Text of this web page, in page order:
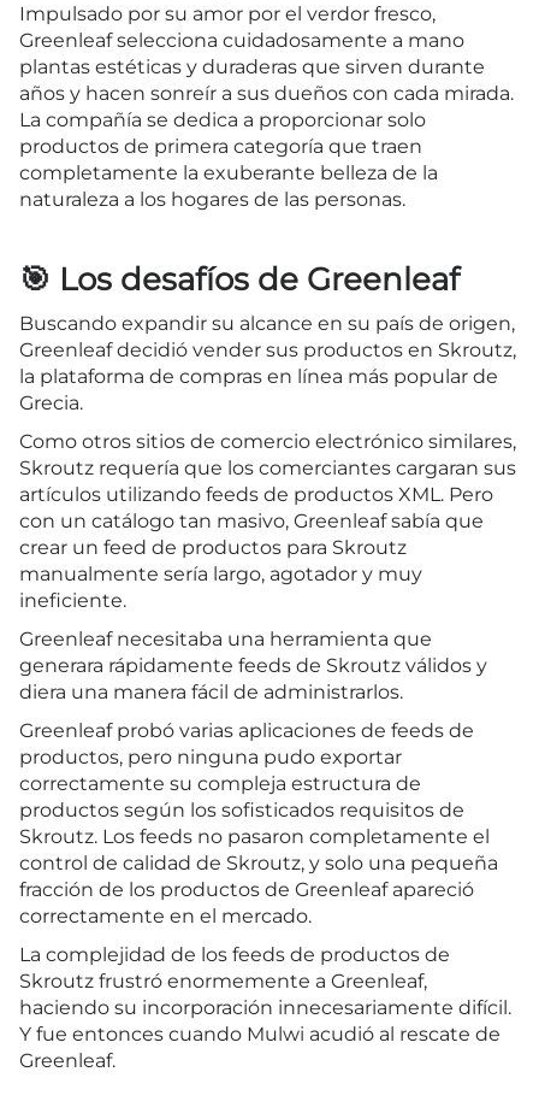
Impulsado por su amor por el verdor fresco,
Greenleaf selecciona cuidadosamente a mano
plantas estéticas y duraderas que sirven durante
años y hacen sonreír a sus dueños con cada mirada.
La compañía se dedica a proporcionar solo
productos de primera categoría que traen
completamente la exuberante belleza de la
naturaleza a los hogares de las personas.
🎯 Los desafíos de Greenleaf
Buscando expandir su alcance en su país de origen,
Greenleaf decidió vender sus productos en Skroutz,
la plataforma de compras en línea más popular de
Grecia.
Como otros sitios de comercio electrónico similares,
Skroutz requería que los comerciantes cargaran sus
artículos utilizando feeds de productos XML. Pero
con un catálogo tan masivo, Greenleaf sabía que
crear un feed de productos para Skroutz
manualmente sería largo, agotador y muy
ineficiente.
Greenleaf necesitaba una herramienta que
generara rápidamente feeds de Skroutz válidos y
diera una manera fácil de administrarlos.
Greenleaf probó varias aplicaciones de feeds de
productos, pero ninguna pudo exportar
correctamente su compleja estructura de
productos según los sofisticados requisitos de
Skroutz. Los feeds no pasaron completamente el
control de calidad de Skroutz, y solo una pequeña
fracción de los productos de Greenleaf apareció
correctamente en el mercado.
La complejidad de los feeds de productos de
Skroutz frustró enormemente a Greenleaf,
haciendo su incorporación innecesariamente difícil.
Y fue entonces cuando Mulwi acudió al rescate de
Greenleaf.